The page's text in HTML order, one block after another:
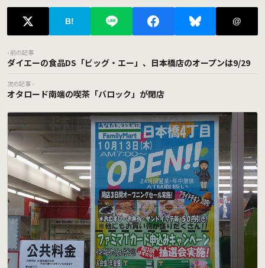
B! @
‹ 前の記事
ダイエーの食品DS「ビッグ・エー」、日本橋店のオープンは9/29
次の記事 ›
オタロード南端の喫茶「バロック」が閉店